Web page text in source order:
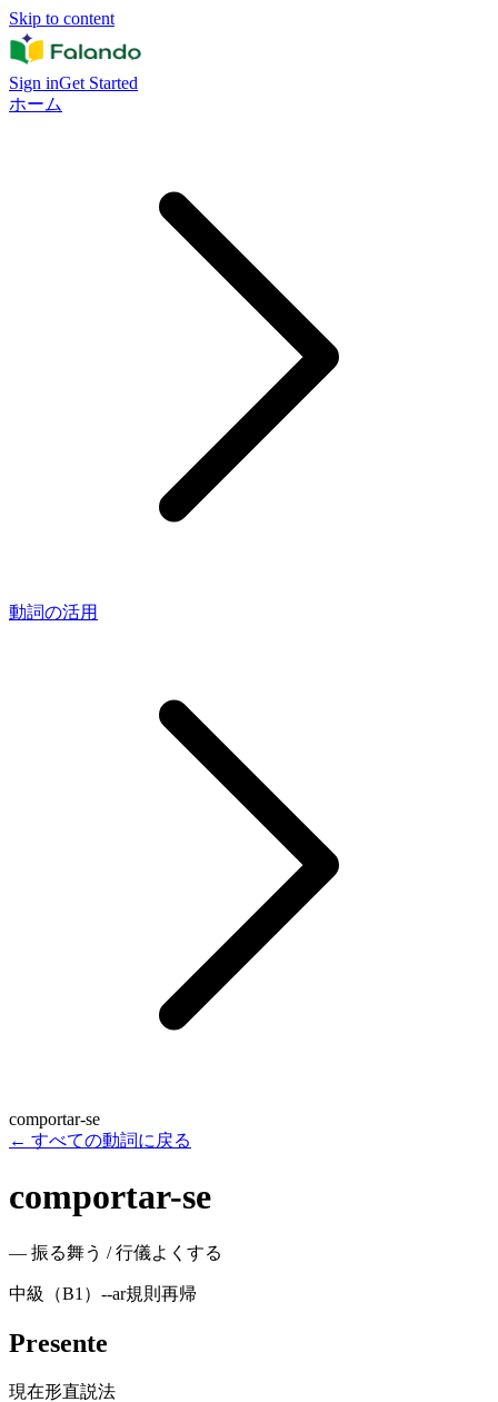
Skip to content
Sign inGet Started
ホーム
動詞の活用
comportar-se
← すべての動詞に戻る
comportar-se
— 振る舞う / 行儀よくする
中級（B1） --ar規則 再帰
Presente
現在形直説法